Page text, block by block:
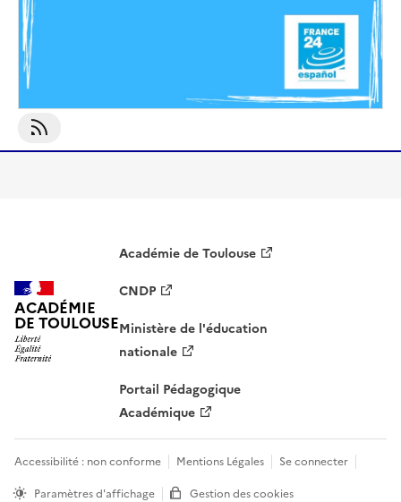
S'abonner À BTH1A
ACADÉMIE
DE TOULOUSE
Académie de Toulouse
CNDP
Ministère de l'éducation
nationale
Portail Pédagogique
Académique
Accessibilité : non conforme Mentions Légales
Se connecter
Paramètres d'affichage
Gestion des cookies